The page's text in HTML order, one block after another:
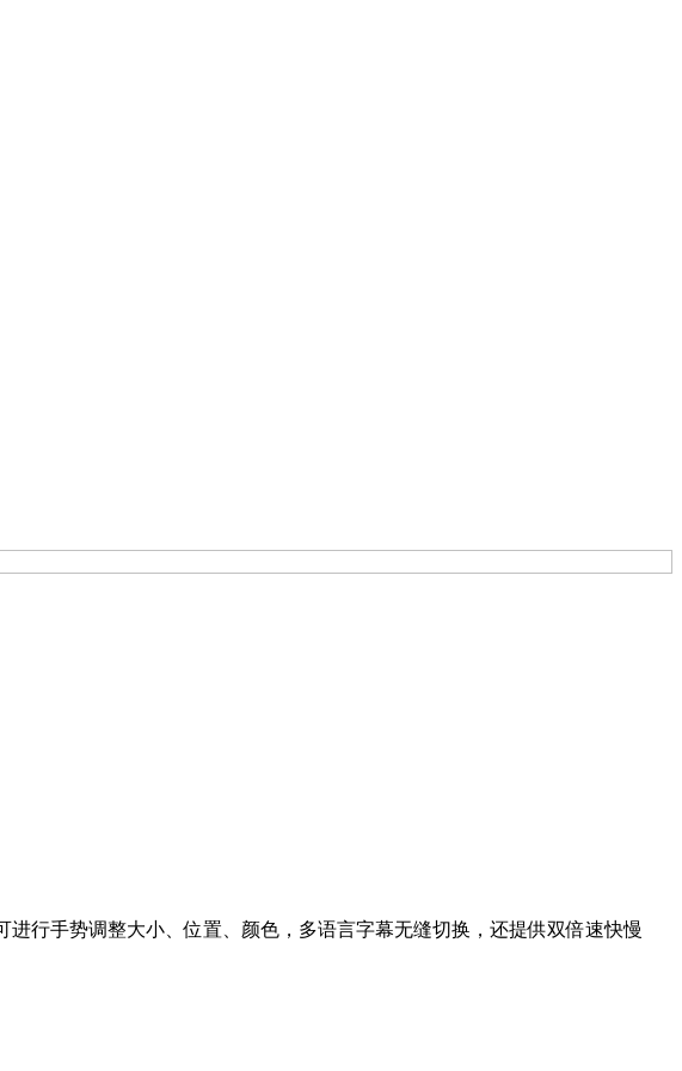
行手势调整大小、位置、颜色，多语言字幕无缝切换，还提供双倍速快慢